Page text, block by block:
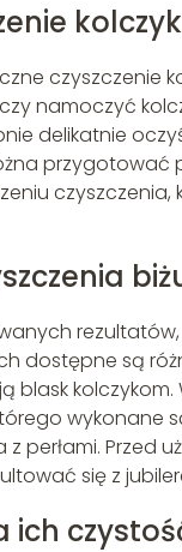
czyszczenie
namoczyć
delikatnie
przygotować
czyszczenia,
dostępne są
blask
wykonane
Przed
się z
ich